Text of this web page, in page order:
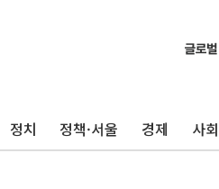
정치 정책·서울 경제 사회
유